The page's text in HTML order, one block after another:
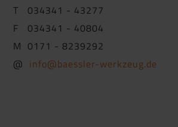
T 034341 - 43277
F 034341 - 40804
M 0171 - 8239292
@ info@baessler-werkzeug.de